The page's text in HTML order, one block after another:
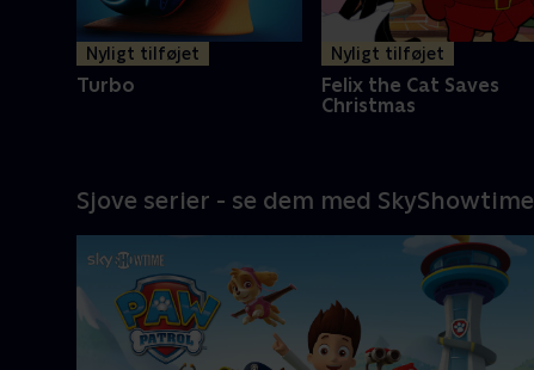
Nyligt tilføjet
Turbo
Nyligt tilføjet
Felix the Cat Saves
Christmas
Sjove serier - se dem med SkyShowtime